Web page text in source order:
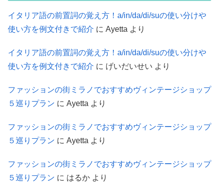
イタリア語の前置詞の覚え方！a/in/da/di/suの使い分けや
使い方を例文付きで紹介 に Ayetta より
イタリア語の前置詞の覚え方！a/in/da/di/suの使い分けや
使い方を例文付きで紹介 に げいだいせい より
ファッションの街ミラノでおすすめヴィンテージショップ
５巡りプラン に Ayetta より
ファッションの街ミラノでおすすめヴィンテージショップ
５巡りプラン に Ayetta より
ファッションの街ミラノでおすすめヴィンテージショップ
５巡りプラン に はるか より